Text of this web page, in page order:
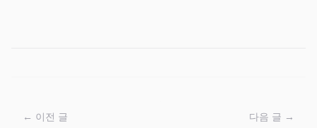
← 이전 글 다음 글 →